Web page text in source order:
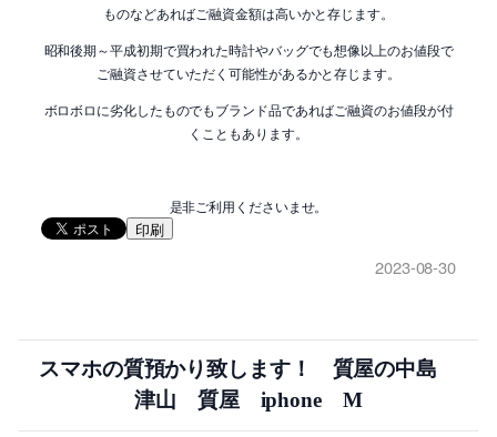
ものなどあればご融資金額は高いかと存じます。
昭和後期～平成初期で買われた時計やバッグでも想像以上のお値段で
ご融資させていただく可能性があるかと存じます。
ボロボロに劣化したものでもブランド品であればご融資のお値段が付
くこともあります。
是非ご利用くださいませ。
印刷
2023-08-30
スマホの質預かり致します！ 質屋の中島
津山 質屋 iphone M